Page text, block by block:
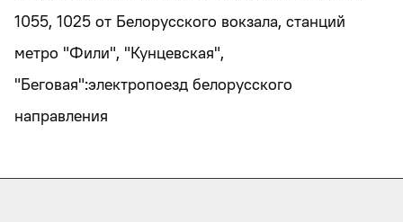
1055, 1025 от Белорусского вокзала, станций
метро "Фили", "Кунцевская",
"Беговая":электропоезд белорусского
направления